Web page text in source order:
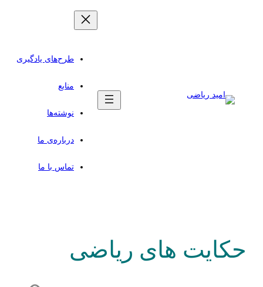
طرح‌های یادگیری
منابع
نوشته‌ها
درباره‌ی ما
تماس با ما
حکایت های ریاضی